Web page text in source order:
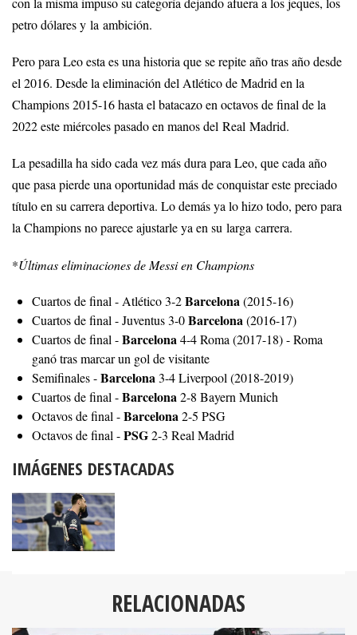
petro dólares y la ambición.
Pero para Leo esta es una historia que se repite año tras año desde
el 2016. Desde la eliminación del Atlético de Madrid en la
Champions 2015-16 hasta el batacazo en octavos de final de la
2022 este miércoles pasado en manos del Real Madrid.
La pesadilla ha sido cada vez más dura para Leo, que cada año
que pasa pierde una oportunidad más de conquistar este preciado
título en su carrera deportiva. Lo demás ya lo hizo todo, pero para
la Champions no parece ajustarle ya en su larga carrera.
*Últimas eliminaciones de Messi en Champions
Cuartos de final - Atlético 3-2Barcelona (2015-16)
Cuartos de final - Juventus 3-0Barcelona (2016-17)
Cuartos de final -Barcelona 4-4 Roma (2017-18) - Roma
ganó tras marcar un gol de visitante
Semifinales -Barcelona 3-4 Liverpool (2018-2019)
Cuartos de final -Barcelona 2-8 Bayern Munich
Octavos de final -Barcelona 2-5 PSG
Octavos de final -PSG2-3 Real Madrid
IMÁGENES DESTACADAS
RELACIONADAS